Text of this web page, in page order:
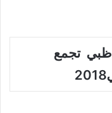
ظبي تجمع